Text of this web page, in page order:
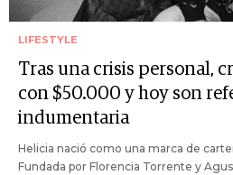
LIFESTYLE
Tras una crisis personal,
con $50.000 y hoy son
indumentaria
Helicia nació como una marca de
Fundada por Florencia Torrente y